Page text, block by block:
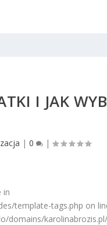
I JAK
| 0 |
in
template-tags.php on
domains/